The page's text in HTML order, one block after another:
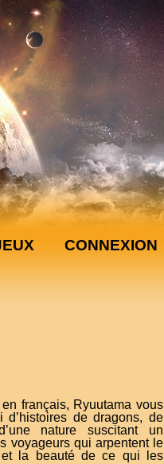
CONNEXION
français, Ryuutama vous
de dragons, de
nature suscitant un
voyageurs qui arpentent le
et la beauté de ce qui les